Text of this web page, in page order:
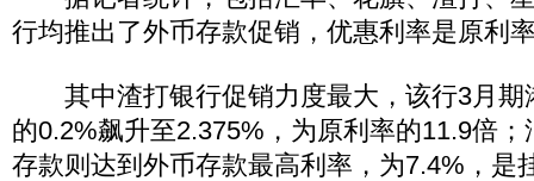
行均推出了外币存款促销，优惠利率是原利
其中渣打银行促销力度最大，该行3月期
的0.2%飙升至2.375%，为原利率的11.9倍
存款则达到外币存款最高利率，为7.4%，是